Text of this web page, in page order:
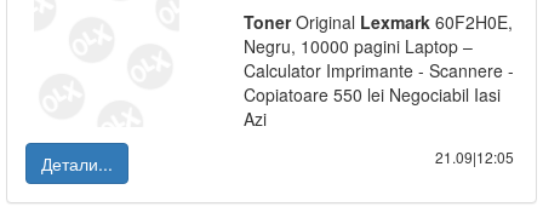
TonerOriginal Lexmark 60F2H0E,
Negru, 10000 pagini Laptop –
Calculator Imprimante - Scannere -
Copiatoare 550 lei Negociabil Iasi
Azi
Детали...
21.09|12:05